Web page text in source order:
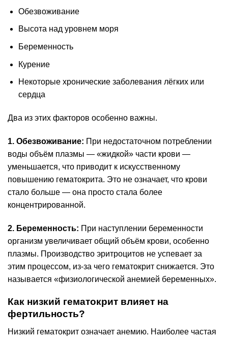
Обезвоживание
Высота над уровнем моря
Беременность
Курение
Некоторые хронические заболевания лёгких или
сердца
Два из этих факторов особенно важны.
1. Обезвоживание: При недостаточном потреблении
воды объём плазмы — «жидкой» части крови —
уменьшается, что приводит к искусственному
повышению гематокрита. Это не означает, что крови
стало больше — она просто стала более
концентрированной.
2. Беременность: При наступлении беременности
организм увеличивает общий объём крови, особенно
плазмы. Производство эритроцитов не успевает за
этим процессом, из-за чего гематокрит снижается. Это
называется «физиологической анемией беременных».
Как низкий гематокрит влияет на
фертильность?
Низкий гематокрит означает анемию. Наиболее частая